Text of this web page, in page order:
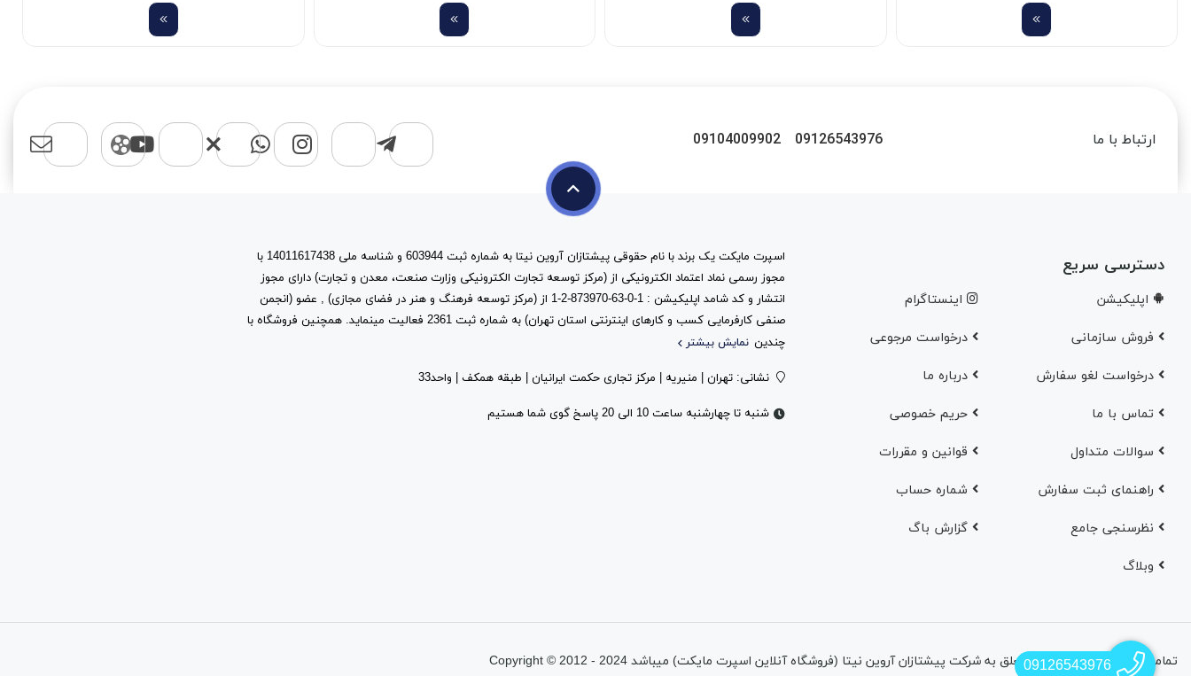
ارتباط با ما 09126543976
09104009902
دسترسی سریع
اپلیکیشن اینستاگرام
فروش سازمانی درخواست مرجوعی
درخواست لغو سفارش در‌باره ما
تماس با ما حریم خصوصی
سوالات متداول قوانین و مقررات
راهنمای ثبت سفارش شماره حساب
نظرسنجی جامع گزارش باگ
وبلاگ
اسپرت مایکت یک برند با نام حقوقی پیشتازان آروین نیتا به شماره ثبت 603944 و شناسه ملی 14011617438 با
مجوز رسمی نماد اعتماد الکترونیکی از (مرکز توسعه تجارت الکترونیکی وزارت صنعت، معدن و تجارت) دارای مجوز
انتشار و کد شامد اپلیکیشن : 1-0-63-873970-2-1 از (مرکز توسعه فرهنگ و هنر در فضای مجازی) , عضو (انجمن
صنفی کارفرمایی کسب و کارهای اینترنتی استان تهران) به شماره ثبت 2361 فعالیت مینماید. همچنین فروشگاه با
چندین نمایش بیشتر
نشانی: تهران | منیریه | مرکز تجاری حکمت ایرانیان | طبقه همکف | واحد33
شنبه تا چهارشنبه ساعت 10 الی 20 پاسخ گوی شما هستیم
تمامی حقوق اين وب‌سايت متعلق به شرکت پیشتازان آروین نیتا (فروشگاه آنلاین اسپرت مایکت) میباشد Copyright © 2012 - 2024 09126543976